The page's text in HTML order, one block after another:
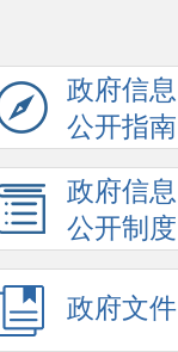
政府信息
公开指南
政府信息
公开制度
政府文件